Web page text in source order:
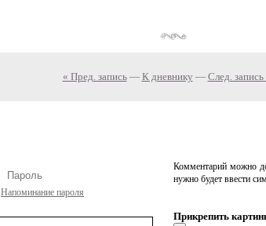
« Пред. запись— К дневнику — След. запись
Напоминание пароля
Комментарий можно
нужно будет ввести
Прикрепить